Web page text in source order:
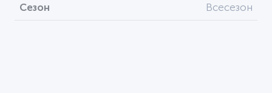
Сезон Всесезон